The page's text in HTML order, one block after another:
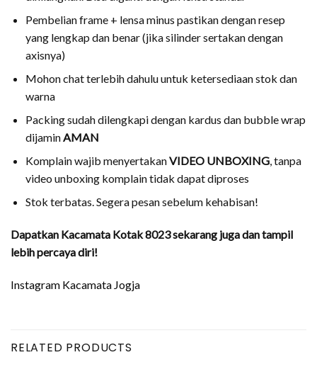
Pembelian frame + lensa minus pastikan dengan resep
yang lengkap dan benar (jika silinder sertakan dengan
axisnya)
Mohon chat terlebih dahulu untuk ketersediaan stok dan
warna
Packing sudah dilengkapi dengan kardus dan bubble wrap
dijaminAMAN
Komplain wajib menyertakanVIDEO UNBOXING, tanpa
video unboxing komplain tidak dapat diproses
Stok terbatas. Segera pesan sebelum kehabisan!
Dapatkan Kacamata Kotak 8023 sekarang juga dan tampil
lebih percaya diri!
Instagram Kacamata Jogja
RELATED PRODUCTS